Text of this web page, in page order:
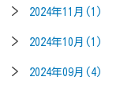
2024年11月(1)
2024年10月(1)
2024年09月(4)